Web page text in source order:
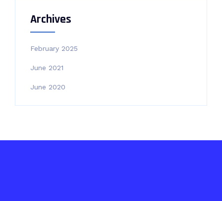
Archives
February 2025
June 2021
June 2020